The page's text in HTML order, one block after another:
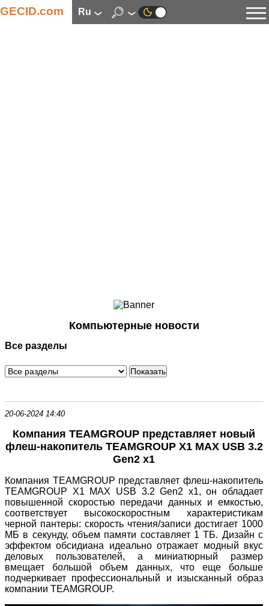
GECID.com ru
Смартфоны
Периферия
Программное обеспечение
Компьютерные новости
Все разделы
20-06-2024 14:40
Компания TEAMGROUP представляет новый
флеш-накопитель TEAMGROUP X1 MAX USB 3.2
Gen2 x1
Компания TEAMGROUP представляет флеш-накопитель
TEAMGROUP X1 MAX USB 3.2 Gen2 x1, он обладает
повышенной скоростью передачи данных и емкостью,
соответствует высокоскоростным характеристикам
черной пантеры: скорость чтения/записи достигает 1000
МБ в секунду, объем памяти составляет 1 ТБ. Дизайн с
эффектом обсидиана идеально отражает модный вкус
деловых пользователей, а миниатюрный размер
вмещает большой объем данных, что еще больше
подчеркивает профессиональный и изысканный образ
компании TEAMGROUP.